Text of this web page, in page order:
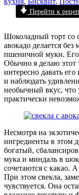
Перейти к
Шоколадный торт со
авокадо делается
пшеничной муки.
Обычно я делаю этот
интересно давать его
и наблюдать
необычный вкус, что
практически
Несмотря на
ингредиенты в этом
богатый,
мука и миндаль в
сочетаются с какао.
При этом свекла,
чувствуется. Она